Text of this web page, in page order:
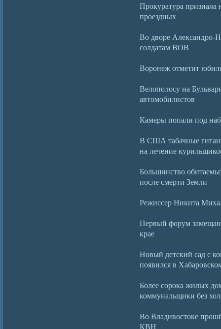
Прокуратура
проездных
Во дворе Александро-
солдатам ВОВ
Воронеж отметит
Велополосу на
автомобилистов
Камеры попали под
В США табачные
на лечение
Большинство
после смерти Земли
Режиссер Никита
Первый форум
крае
Новый детский сад с
появился в
Более сорока жилых
коммунальщики без
Во Владивостоке
КВН